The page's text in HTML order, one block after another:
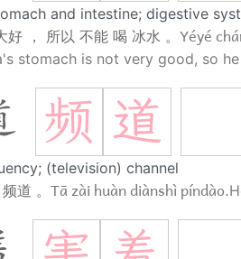
and intestine; digestive
好 ， 所以 不能 喝 冰水 。 Yéyé
stomach is not very good, so
频 道
(television) channel
道 。 Tā zài huàn diànshì píndào.